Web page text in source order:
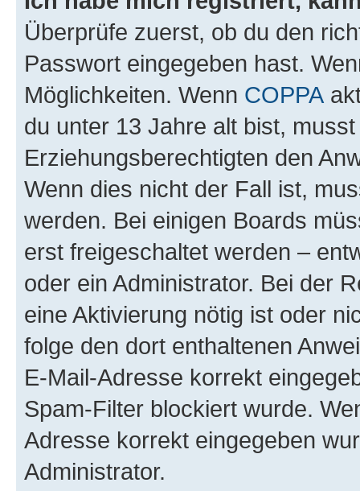
Überprüfe zuerst, ob du den
Passwort eingegeben hast.
Möglichkeiten. Wenn COPPA
du unter 13 Jahre alt bist,
Erziehungsberechtigten den
Wenn dies nicht der Fall ist,
werden. Bei einigen Boards
erst freigeschaltet werden –
oder ein Administrator. Bei der
eine Aktivierung nötig ist oder
folge den dort enthaltenen
E-Mail-Adresse korrekt
Spam-Filter blockiert wurde.
Adresse korrekt eingegeben
Administrator.